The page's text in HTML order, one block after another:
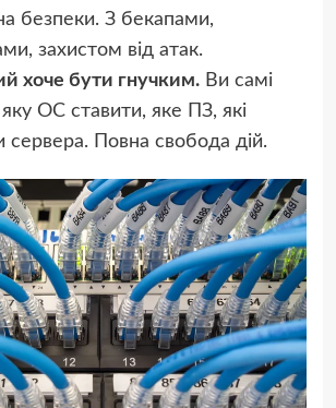
безпеки. З бекапами,
захистом від атак.
хоче бути гнучким.Ви самі
ОС ставити, яке ПЗ, які
сервера. Повна свобода дій.